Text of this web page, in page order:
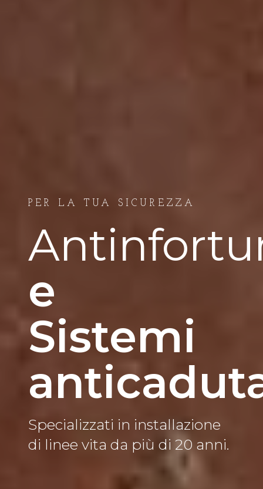
PER LA TUA SICUREZZA
e
Sistemi
Specializzati in installazione
di linee vita da più di 20 anni.